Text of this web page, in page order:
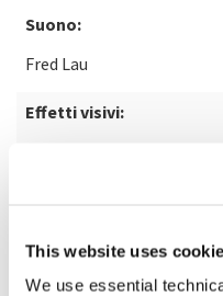
This website uses
We use essential
Suono:
Fred Lau
Effetti visivi:
Park Circus Limited